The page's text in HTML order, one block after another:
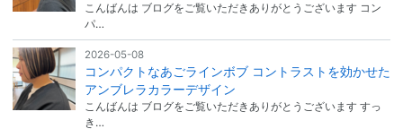
こんばんは ブログをご覧いただきありがとうございます コン
パ…
2026-05-08
コンパクトなあごラインボブ コントラストを効かせた
アンブレラカラーデザイン
こんばんは ブログをご覧いただきありがとうございます すっ
き…